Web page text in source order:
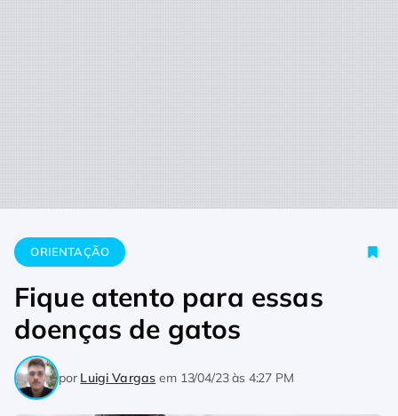
Home Orientação Fique atento para essas doenças de
ORIENTAÇÃO
Fique atento para essas
doenças de gatos
por Luigi Vargas em 13/04/23 às 4:27 PM